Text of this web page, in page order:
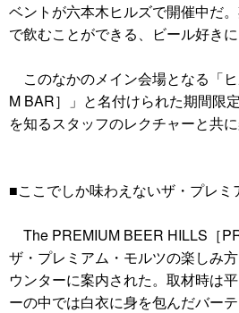
エンタメ
ベントが六本木ヒルズで開催中だ
で飲むことができる、ビール好き
このなかのメイン会場となる「
M BAR］」と名付けられた期間限
を知るスタッフのレクチャーと共
■ここでしか味わえないザ・プレミ
The PREMIUM BEER HILLS［
ザ・プレミアム・モルツの楽しみ
ウンターに案内された。取材時は
ーの中では白衣に身を包んだバー